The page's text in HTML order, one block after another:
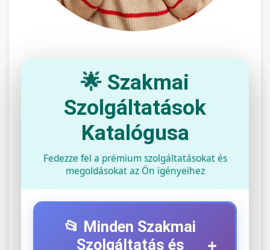
🌟 Szakmai
Szolgáltatások
Katalógusa
Fedezze fel a prémium szolgáltatásokat és
megoldásokat az Ön igényeihez
📂 Minden Szakmai
Szolgáltatás és
+